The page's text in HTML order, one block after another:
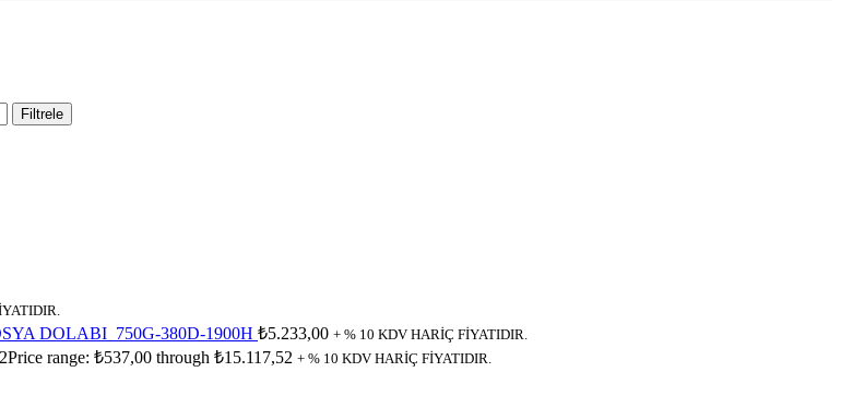
Filtrele
DOLABI_750G-380D-1900H ₺5.233,00 + % 10 KDV HARİÇ FİYATIDIR.
Price range: ₺537,00 through ₺15.117,52 + % 10 KDV HARİÇ FİYATIDIR.